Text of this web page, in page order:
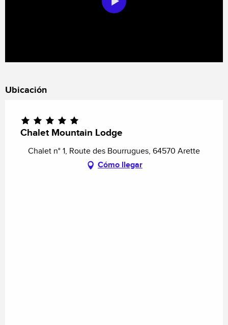
Ubicación
Chalet Mountain Lodge
Chalet n° 1, Route des Bourrugues, 64570 Arette
Cómo llegar